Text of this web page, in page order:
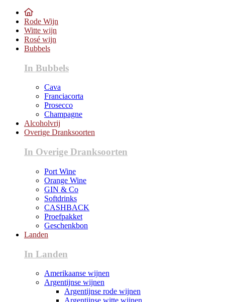
Rode Wijn
Witte wijn
Rosé wijn
Bubbels
In Bubbels
Cava
Franciacorta
Prosecco
Champagne
Alcoholvrij
Overige Dranksoorten
In Overige Dranksoorten
Port Wine
Orange Wine
GIN & Co
Softdrinks
CASHBACK
Proefpakket
Geschenkbon
Landen
In Landen
Amerikaanse wijnen
Argentijnse wijnen
Argentijnse rode wijnen